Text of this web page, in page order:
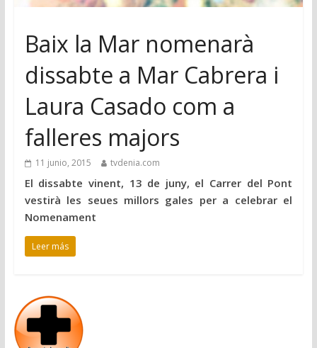
Baix la Mar nomenarà
dissabte a Mar Cabrera i
Laura Casado com a
falleres majors
11 junio, 2015 tvdenia.com
El dissabte vinent, 13 de juny, el Carrer del Pont
vestirà les seues millors gales per a celebrar el
Nomenament
Leer más